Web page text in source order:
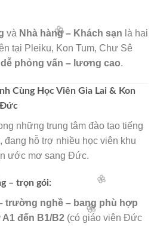
và Nhà hàng – Khách sạn là hai
tại Pleiku, Kon Tum, Chư Sê
phỏng vấn – lương cao.
Cùng Học Viên Gia Lai & Kon
Đức
những trung tâm đào tạo tiếng
hỗ trợ nhiều học viên khu
ước mơ sang Đức.
– trọn gói:
trường nghề – bang phù hợp
đến B1/B2 (có giáo viên Đức